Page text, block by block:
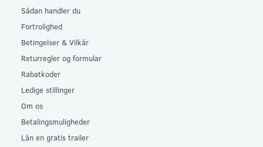
Sådan handler du
Fortrolighed
Betingelser & Vilkår
Returregler og formular
Rabatkoder
Ledige stillinger
Om os
Betalingsmuligheder
Lån en gratis trailer